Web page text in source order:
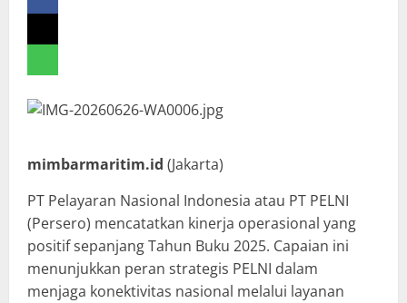
mimbarmaritim.id (Jakarta)
PT Pelayaran Nasional Indonesia atau PT PELNI
(Persero) mencatatkan kinerja operasional yang
positif sepanjang Tahun Buku 2025. Capaian ini
menunjukkan peran strategis PELNI dalam
menjaga konektivitas nasional melalui layanan